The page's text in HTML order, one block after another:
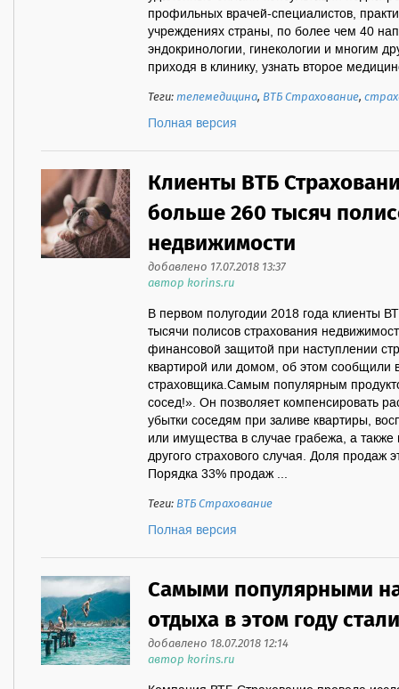
профильных врачей-специалистов,
учреждениях страны, по более чем 40
эндокринологии, гинекологии и многим
приходя в клинику, узнать второе
Теги:телемедицина, ВТБ Страхование,
Полная версия
Клиенты ВТБ
больше 260 тысяч
недвижимости
добавлено 17.07.2018 13:37
автор korins.ru
В первом полугодии 2018 года клиенты
тысячи полисов страхования
финансовой защитой при наступлении
квартирой или домом, об этом сообщили
страховщика.Самым популярным
сосед!». Он позволяет компенсировать
убытки соседям при заливе квартиры,
или имущества в случае грабежа, а
другого страхового случая. Доля продаж
Порядка 33% продаж ...
Теги:ВТБ Страхование
Полная версия
Самыми популярными
отдыха в этом году
добавлено 18.07.2018 12:14
автор korins.ru